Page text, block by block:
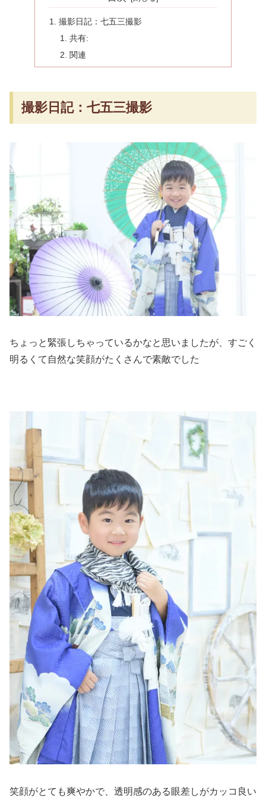
撮影日記：七五三撮影
共有:
関連
撮影日記：七五三撮影
ちょっと緊張しちゃっているかなと思いましたが、すごく
明るくて自然な笑顔がたくさんで素敵でした
笑顔がとても爽やかで、透明感のある眼差しがカッコ良い